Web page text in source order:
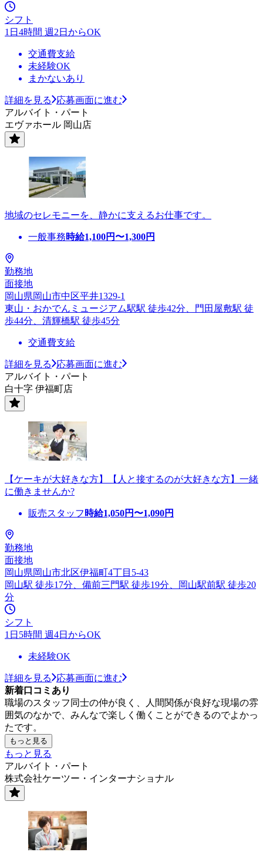
シフト
1日4時間 週2日からOK
交通費支給
未経験OK
まかないあり
詳細を見る
応募画面に進む
アルバイト・パート
エヴァホール 岡山店
地域のセレモニーを、静かに支えるお仕事です。
一般事務時給1,100円〜1,300円
勤務地
面接地
岡山県岡山市中区平井1329-1
東山・おかでんミュージアム駅駅 徒歩42分、門田屋敷駅 徒
歩44分、清輝橋駅 徒歩45分
交通費支給
詳細を見る
応募画面に進む
アルバイト・パート
白十字 伊福町店
【ケーキが大好きな方】【人と接するのが大好きな方】一緒
に働きませんか?
販売スタッフ 時給1,050円〜1,090円
勤務地
面接地
岡山県岡山市北区伊福町4丁目5-43
岡山駅 徒歩17分、備前三門駅 徒歩19分、岡山駅前駅 徒歩20
分
シフト
1日5時間 週4日からOK
未経験OK
詳細を見る
応募画面に進む
新着口コミあり
職場のスタッフ同士の仲が良く、人間関係が良好な現場の雰
囲気のなかで、みんなで楽しく働くことができるのでよかっ
たです。
もっと見る
もっと見る
アルバイト・パート
株式会社ケーツー・インターナショナル